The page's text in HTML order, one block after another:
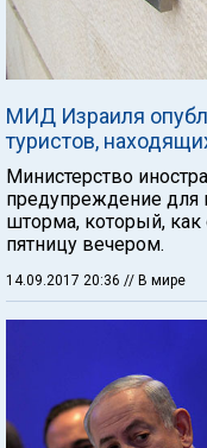
МИД Израиля
туристов,
Министерство
предупреждение для
шторма, который, как
пятницу вечером.
14.09.2017 20:36 // В мире